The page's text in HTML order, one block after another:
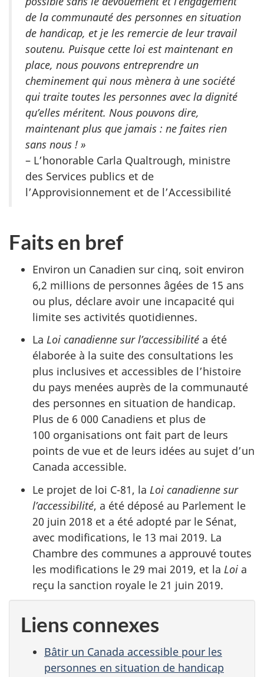
de la communauté des personnes en situation
de handicap, et je les remercie de leur travail
soutenu. Puisque cette loi est maintenant en
place, nous pouvons entreprendre un
cheminement qui nous mènera à une société
qui traite toutes les personnes avec la dignité
qu’elles méritent. Nous pouvons dire,
maintenant plus que jamais : ne faites rien
sans nous ! »
– L’honorable Carla Qualtrough, ministre
des Services publics et de
l’Approvisionnement et de l’Accessibilité
Faits en bref
Environ un Canadien sur cinq, soit environ
6,2 millions de personnes âgées de 15 ans
ou plus, déclare avoir une incapacité qui
limite ses activités quotidiennes.
La Loi canadienne sur l’accessibilité a été
élaborée à la suite des consultations les
plus inclusives et accessibles de l’histoire
du pays menées auprès de la communauté
des personnes en situation de handicap.
Plus de 6 000 Canadiens et plus de
100 organisations ont fait part de leurs
points de vue et de leurs idées au sujet d’un
Canada accessible.
Le projet de loi C-81, la Loi canadienne sur
l’accessibilité, a été déposé au Parlement le
20 juin 2018 et a été adopté par le Sénat,
avec modifications, le 13 mai 2019. La
Chambre des communes a approuvé toutes
les modifications le 29 mai 2019, et la Loi a
reçu la sanction royale le 21 juin 2019.
Liens connexes
Bâtir un Canada accessible pour les
personnes en situation de handicap